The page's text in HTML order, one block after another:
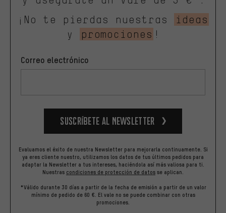
¡No te pierdas nuestras
ideas
y
promociones !
Correo electrónico
Suscríbete al newsletter
Evaluamos el éxito de nuestra Newsletter para mejorarla continuamente. Si
ya eres cliente nuestro, utilizamos los datos de tus últimos pedidos para
adaptar la Newsletter a tus intereses, haciéndola así más valiosa para ti.
Nuestras condiciones de protección de datos se aplican.
*Válido durante 30 días a partir de la fecha de emisión a partir de un valor
mínimo de pedido de 60 €. El vale no se puede combinar con otras
promociones.